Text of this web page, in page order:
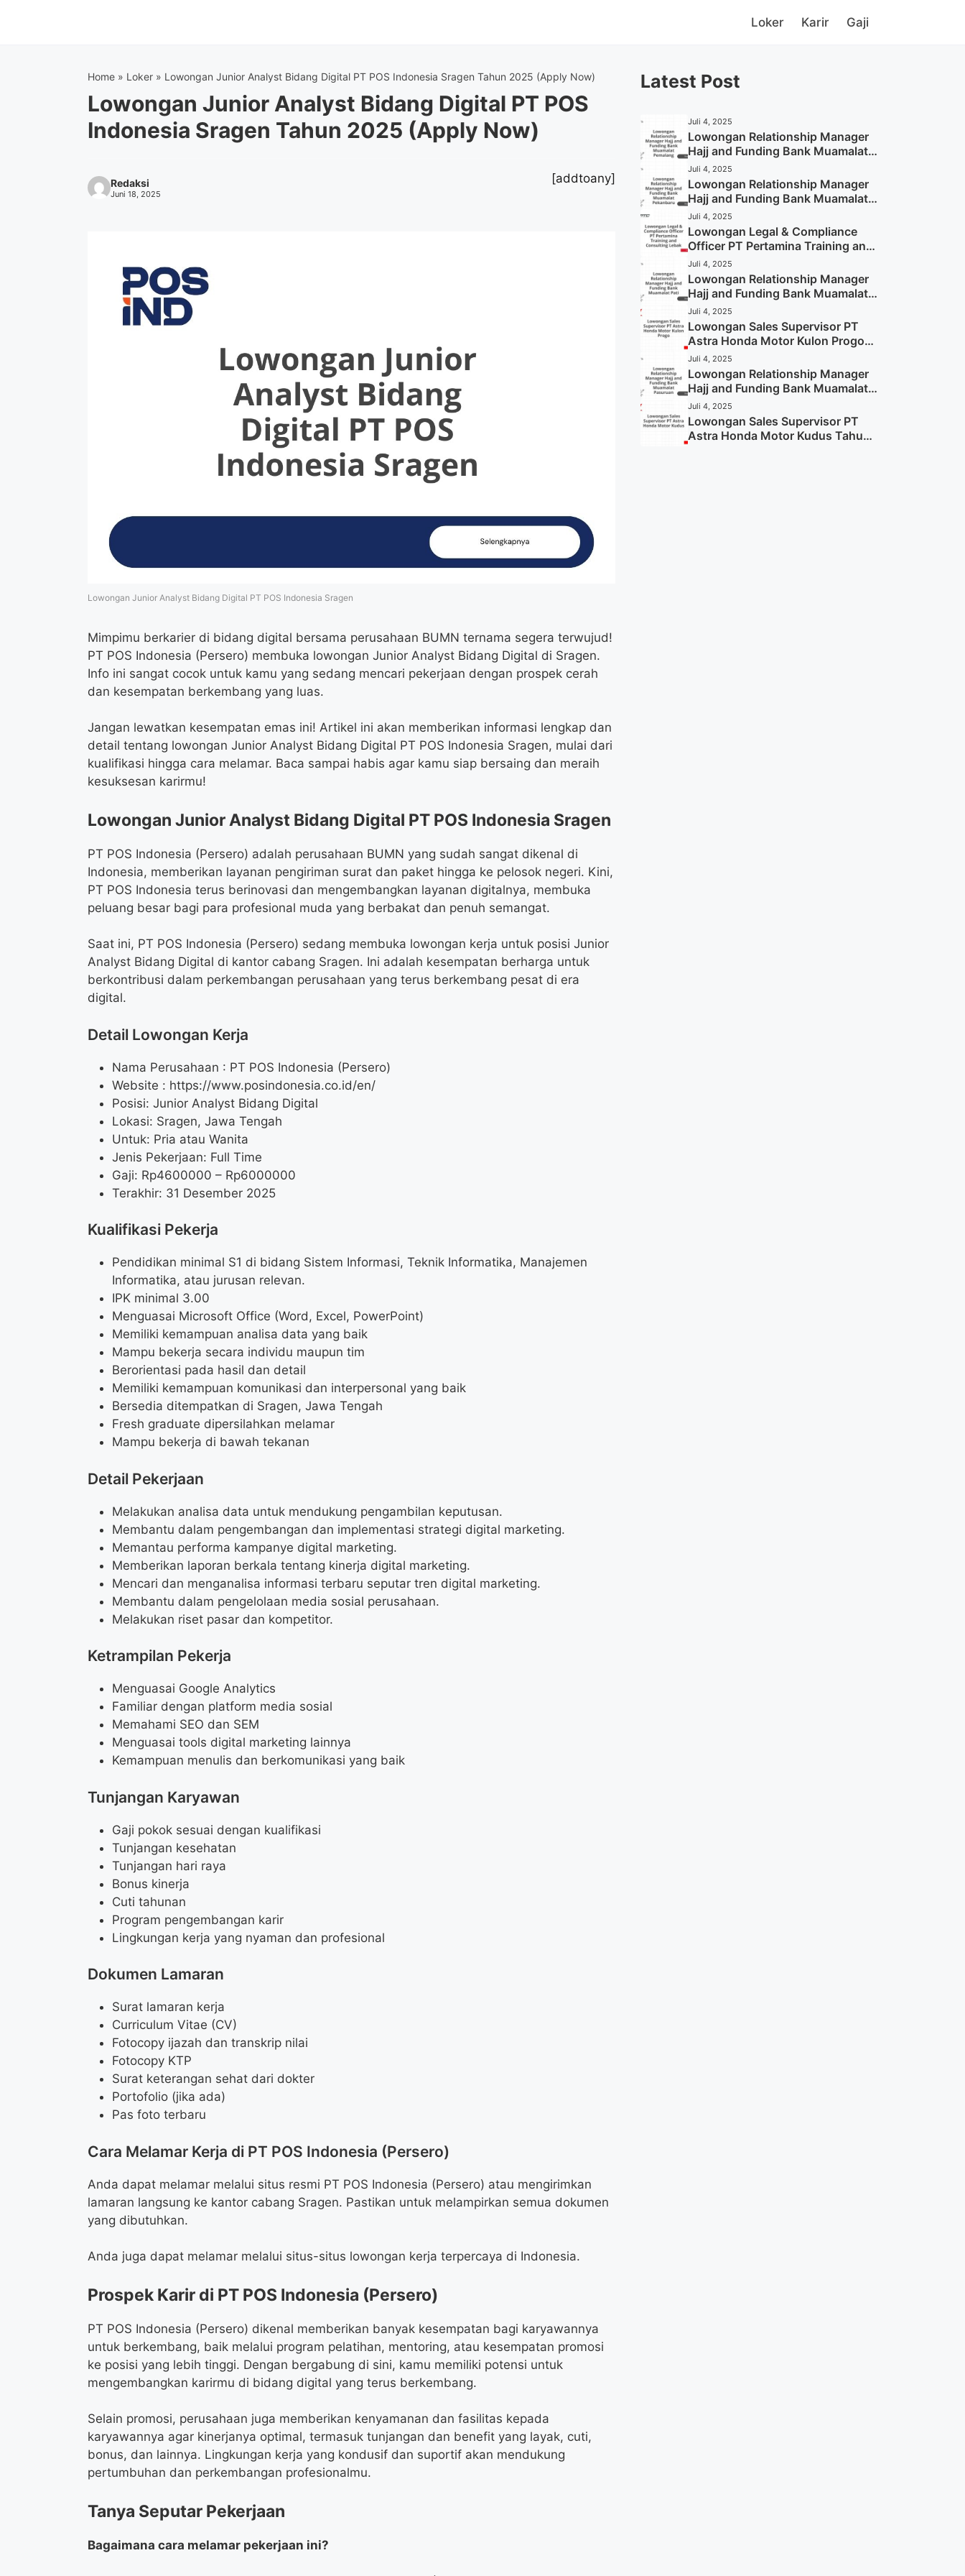
Loker Karir Gaji
Home » Loker » Lowongan Junior Analyst Bidang Digital PT POS Indonesia Sragen Tahun 2025 (Apply Now)
Lowongan Junior Analyst Bidang Digital PT POS
Indonesia Sragen Tahun 2025 (Apply Now)
Redaksi
Juni 18, 2025
[addtoany]
Lowongan Junior Analyst Bidang Digital PT POS Indonesia Sragen
Mimpimu berkarier di bidang digital bersama perusahaan BUMN ternama segera terwujud!
PT POS Indonesia (Persero) membuka lowongan Junior Analyst Bidang Digital di Sragen.
Info ini sangat cocok untuk kamu yang sedang mencari pekerjaan dengan prospek cerah
dan kesempatan berkembang yang luas.
Jangan lewatkan kesempatan emas ini! Artikel ini akan memberikan informasi lengkap dan
detail tentang lowongan Junior Analyst Bidang Digital PT POS Indonesia Sragen, mulai dari
kualifikasi hingga cara melamar. Baca sampai habis agar kamu siap bersaing dan meraih
kesuksesan karirmu!
Lowongan Junior Analyst Bidang Digital PT POS Indonesia Sragen
PT POS Indonesia (Persero) adalah perusahaan BUMN yang sudah sangat dikenal di
Indonesia, memberikan layanan pengiriman surat dan paket hingga ke pelosok negeri. Kini,
PT POS Indonesia terus berinovasi dan mengembangkan layanan digitalnya, membuka
peluang besar bagi para profesional muda yang berbakat dan penuh semangat.
Saat ini, PT POS Indonesia (Persero) sedang membuka lowongan kerja untuk posisi Junior
Analyst Bidang Digital di kantor cabang Sragen. Ini adalah kesempatan berharga untuk
berkontribusi dalam perkembangan perusahaan yang terus berkembang pesat di era
digital.
Detail Lowongan Kerja
Nama Perusahaan : PT POS Indonesia (Persero)
Website : https://www.posindonesia.co.id/en/
Posisi: Junior Analyst Bidang Digital
Lokasi: Sragen, Jawa Tengah
Untuk: Pria atau Wanita
Jenis Pekerjaan: Full Time
Gaji: Rp4600000 – Rp6000000
Terakhir: 31 Desember 2025
Kualifikasi Pekerja
Pendidikan minimal S1 di bidang Sistem Informasi, Teknik Informatika, Manajemen
Informatika, atau jurusan relevan.
IPK minimal 3.00
Menguasai Microsoft Office (Word, Excel, PowerPoint)
Memiliki kemampuan analisa data yang baik
Mampu bekerja secara individu maupun tim
Berorientasi pada hasil dan detail
Memiliki kemampuan komunikasi dan interpersonal yang baik
Bersedia ditempatkan di Sragen, Jawa Tengah
Fresh graduate dipersilahkan melamar
Mampu bekerja di bawah tekanan
Detail Pekerjaan
Melakukan analisa data untuk mendukung pengambilan keputusan.
Membantu dalam pengembangan dan implementasi strategi digital marketing.
Memantau performa kampanye digital marketing.
Memberikan laporan berkala tentang kinerja digital marketing.
Mencari dan menganalisa informasi terbaru seputar tren digital marketing.
Membantu dalam pengelolaan media sosial perusahaan.
Melakukan riset pasar dan kompetitor.
Ketrampilan Pekerja
Menguasai Google Analytics
Familiar dengan platform media sosial
Memahami SEO dan SEM
Menguasai tools digital marketing lainnya
Kemampuan menulis dan berkomunikasi yang baik
Tunjangan Karyawan
Gaji pokok sesuai dengan kualifikasi
Tunjangan kesehatan
Tunjangan hari raya
Bonus kinerja
Cuti tahunan
Program pengembangan karir
Lingkungan kerja yang nyaman dan profesional
Dokumen Lamaran
Surat lamaran kerja
Curriculum Vitae (CV)
Fotocopy ijazah dan transkrip nilai
Fotocopy KTP
Surat keterangan sehat dari dokter
Portofolio (jika ada)
Pas foto terbaru
Cara Melamar Kerja di PT POS Indonesia (Persero)
Anda dapat melamar melalui situs resmi PT POS Indonesia (Persero) atau mengirimkan
lamaran langsung ke kantor cabang Sragen. Pastikan untuk melampirkan semua dokumen
yang dibutuhkan.
Anda juga dapat melamar melalui situs-situs lowongan kerja terpercaya di Indonesia.
Prospek Karir di PT POS Indonesia (Persero)
PT POS Indonesia (Persero) dikenal memberikan banyak kesempatan bagi karyawannya
untuk berkembang, baik melalui program pelatihan, mentoring, atau kesempatan promosi
ke posisi yang lebih tinggi. Dengan bergabung di sini, kamu memiliki potensi untuk
mengembangkan karirmu di bidang digital yang terus berkembang.
Selain promosi, perusahaan juga memberikan kenyamanan dan fasilitas kepada
karyawannya agar kinerjanya optimal, termasuk tunjangan dan benefit yang layak, cuti,
bonus, dan lainnya. Lingkungan kerja yang kondusif dan suportif akan mendukung
pertumbuhan dan perkembangan profesionalmu.
Tanya Seputar Pekerjaan
Bagaimana cara melamar pekerjaan ini?
Latest Post
Juli 4, 2025
Lowongan Relationship Manager
Hajj and Funding Bank Muamalat
Pemalang Tahun 2025
Juli 4, 2025
Lowongan Relationship Manager
Hajj and Funding Bank Muamalat
Pekanbaru Tahun 2025 (Apply
Now)
Juli 4, 2025
Lowongan Legal & Compliance
Officer PT Pertamina Training and
Consulting Lebak Tahun 2025
(Apply Now)
Juli 4, 2025
Lowongan Relationship Manager
Hajj and Funding Bank Muamalat
Pati Tahun 2025 (Lamar
Sekarang)
Juli 4, 2025
Lowongan Sales Supervisor PT
Astra Honda Motor Kulon Progo
Tahun 2025 (Resmi)
Juli 4, 2025
Lowongan Relationship Manager
Hajj and Funding Bank Muamalat
Pasuruan Tahun 2025 (Apply
Now)
Juli 4, 2025
Lowongan Sales Supervisor PT
Astra Honda Motor Kudus Tahun